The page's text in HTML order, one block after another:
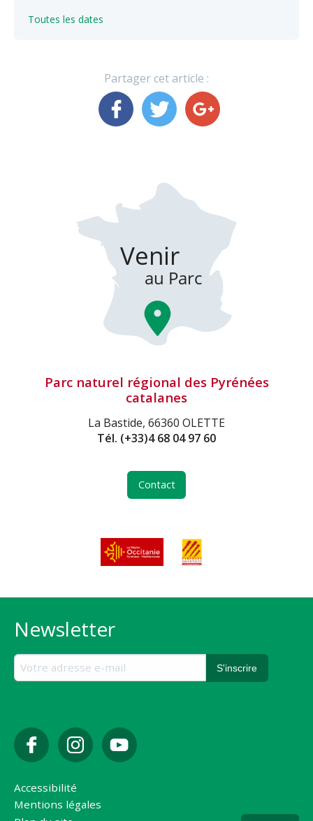
Toutes les dates
Partager cet article :
Parc naturel régional des Pyrénées
catalanes
La Bastide, 66360 OLETTE
Tél. (+33)4 68 04 97 60
Contact
Newsletter
Accessibilité
Mentions légales